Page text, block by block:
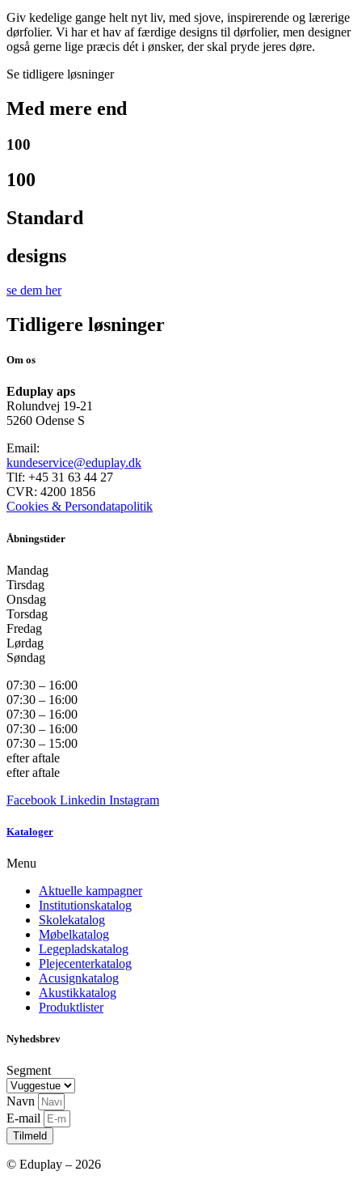
Giv kedelige gange helt nyt liv, med sjove, inspirerende og lærerige
dørfolier. Vi har et hav af færdige designs til dørfolier, men designer
også gerne lige præcis dét i ønsker, der skal pryde jeres døre.
Se tidligere løsninger
Med mere end
100
100
Standard
designs
se dem her
Tidligere løsninger
Om os
Eduplay aps
Rolundvej 19-21
5260 Odense S
Email:
kundeservice@eduplay.dk
Tlf: +45 31 63 44 27
CVR: 4200 1856
Cookies & Persondatapolitik
Åbningstider
Mandag
Tirsdag
Onsdag
Torsdag
Fredag
Lørdag
Søndag
07:30 – 16:00
07:30 – 16:00
07:30 – 16:00
07:30 – 16:00
07:30 – 15:00
efter aftale
efter aftale
Facebook Linkedin Instagram
Kataloger
Menu
Aktuelle kampagner
Institutionskatalog
Skolekatalog
Møbelkatalog
Legepladskatalog
Plejecenterkatalog
Acusignkatalog
Akustikkatalog
Produktlister
Nyhedsbrev
Segment
Navn
E-mail
Tilmeld
© Eduplay – 2026